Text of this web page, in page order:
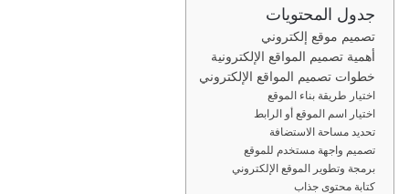
و
ن
ي
ا
جدول المحتويات
تصميم موقع إلكتروني
أهمية تصميم المواقع الإلكترونية
خطوات تصميم المواقع الإلكتروني
اختيار طريقة بناء الموقع
اختيار اسم الموقع أو الرابط
تحديد مساحة الاستضافة
تصميم واجهة مستخدم للموقع
برمجة وتطوير الموقع الإلكتروني
كتابة محتوى جذاب